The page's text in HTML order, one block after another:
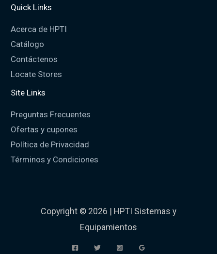
Quick Links
Acerca de HPTI
Catálogo
Contáctenos
Locate Stores
Site Links
Preguntas Frecuentes
Ofertas y cupones
Política de Privacidad
Términos y Condiciones
Copyright © 2026 | HPTI Sistemas y
Equipamientos